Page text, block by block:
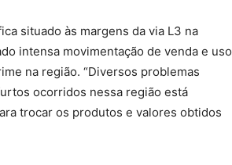
situado às margens da via L3 na
intensa movimentação de venda e uso
na região. “Diversos problemas
ocorridos nessa região está
trocar os produtos e valores obtidos